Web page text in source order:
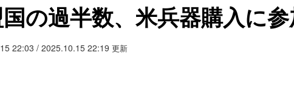
の過半数、米兵器購入に
22:03 / 2025.10.15 22:19 更新